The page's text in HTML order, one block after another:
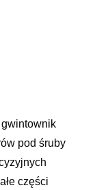
pod śruby
części